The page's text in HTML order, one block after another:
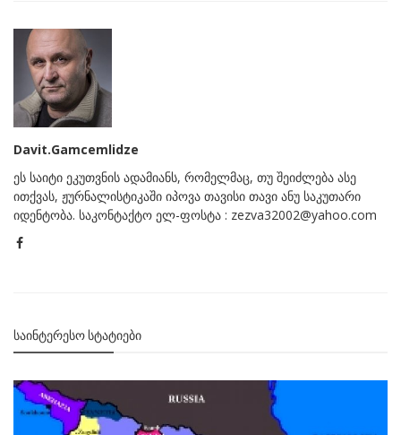
Davit.Gamcemlidze
ეს საიტი ეკუთვნის ადამიანს, რომელმაც, თუ შეიძლება ასე
ითქვას, ჟურნალისტიკაში იპოვა თავისი თავი ანუ საკუთარი
იდენტობა. საკონტაქტო ელ-ფოსტა : zezva32002@yahoo.com
ᲡᲐᲘᲜᲢᲔᲠᲔᲡᲝ ᲡᲢᲐᲢᲘᲔᲑᲘ